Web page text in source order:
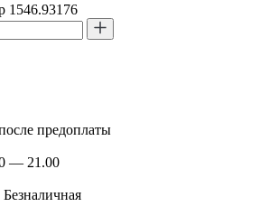
1546.93176
предоплаты
— 21.00